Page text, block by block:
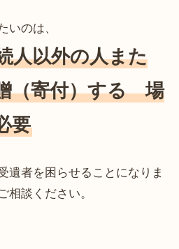
いのは、
人以外の人また
（寄付）する 場
要
遺者を困らせることになりま
相談ください。